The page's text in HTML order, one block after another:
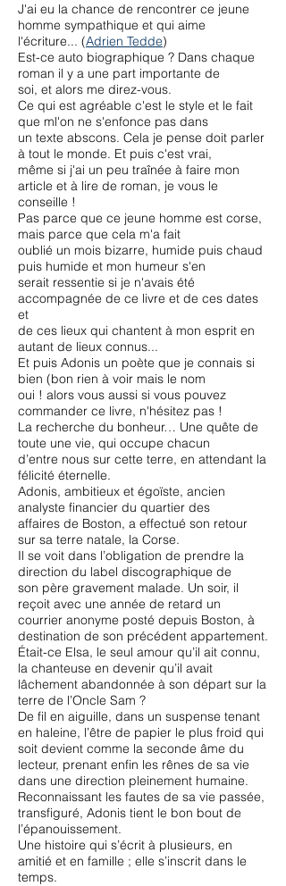
J'ai eu la chance de rencontrer ce jeune
homme sympathique et qui aime
l'écriture... (Adrien Tedde)
Est-ce auto biographique ? Dans chaque
roman il y a une part importante de
soi, et alors me direz-vous.
Ce qui est agréable c'est le style et le fait
que ml'on ne s'enfonce pas dans
un texte abscons. Cela je pense doit parler
à tout le monde. Et puis c'est vrai,
même si j'ai un peu traînée à faire mon
article et à lire de roman, je vous le
conseille !
Pas parce que ce jeune homme est corse,
mais parce que cela m'a fait
oublié un mois bizarre, humide puis chaud
puis humide et mon humeur s'en
serait ressentie si je n'avais été
accompagnée de ce livre et de ces dates
et
de ces lieux qui chantent à mon esprit en
autant de lieux connus...
Et puis Adonis un poète que je connais si
bien (bon rien à voir mais le nom
oui ! alors vous aussi si vous pouvez
commander ce livre, n'hésitez pas !
La recherche du bonheur… Une quête de
toute une vie, qui occupe chacun
d’entre nous sur cette terre, en attendant la
félicité éternelle.
Adonis, ambitieux et égoïste, ancien
analyste financier du quartier des
affaires de Boston, a effectué son retour
sur sa terre natale, la Corse.
Il se voit dans l’obligation de prendre la
direction du label discographique de
son père gravement malade. Un soir, il
reçoit avec une année de retard un
courrier anonyme posté depuis Boston, à
destination de son précédent appartement.
Était-ce Elsa, le seul amour qu’il ait connu,
la chanteuse en devenir qu’il avait
lâchement abandonnée à son départ sur la
terre de l’Oncle Sam ?
De fil en aiguille, dans un suspense tenant
en haleine, l’être de papier le plus froid qui
soit devient comme la seconde âme du
lecteur, prenant enfin les rênes de sa vie
dans une direction pleinement humaine.
Reconnaissant les fautes de sa vie passée,
transfiguré, Adonis tient le bon bout de
l’épanouissement.
Une histoire qui s’écrit à plusieurs, en
amitié et en famille ; elle s’inscrit dans le
temps.